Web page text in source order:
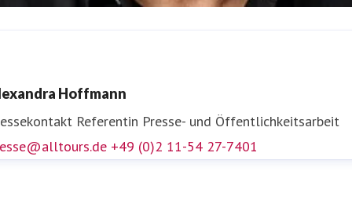
presse@alltours.de
Hoffmann
Referentin Presse- und Öffentlichkeitsarbeit
+49 (0)2 11-54 27-7401